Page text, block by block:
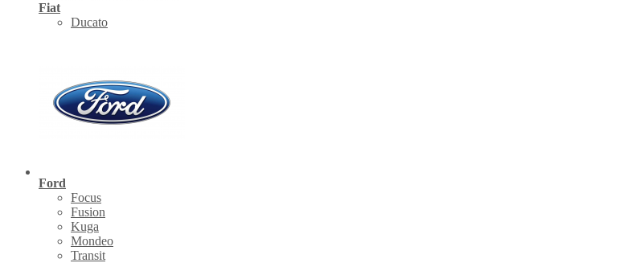
Fiat
Ducato
Ford
Focus
Fusion
Kuga
Mondeo
Transit